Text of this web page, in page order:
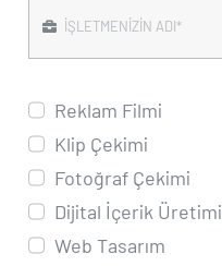
Reklam Filmi
Klip Çekimi
Fotoğraf Çekimi
Dijital İçerik Üretimi
Web Tasarım